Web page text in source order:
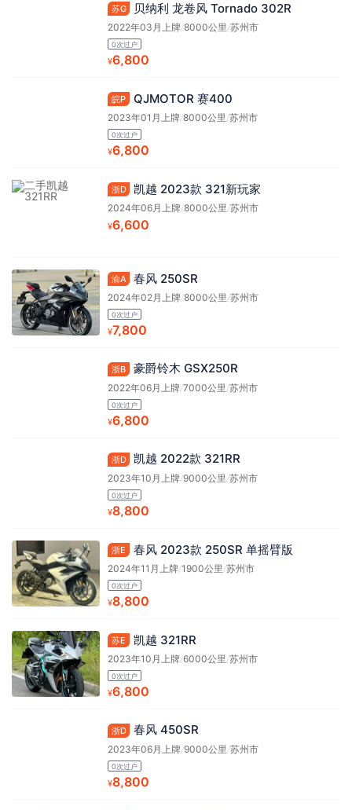
苏G 贝纳利 龙卷风 Tornado 302R
2022年03月上牌/8000公里/苏州市
0次过户
¥6,800
皖P QJMOTOR 赛400
2023年01月上牌/8000公里/苏州市
0次过户
¥6,800
浙D 凯越 2023款 321新玩家
2024年06月上牌/8000公里 /苏州市
¥6,600
渝A 春风 250SR
2024年02月上牌/8000公里 /苏州市
0次过户
¥7,800
浙B 豪爵铃木 GSX250R
2022年06月上牌/7000公里 /苏州市
0次过户
¥6,800
浙D 凯越 2022款 321RR
2023年10月上牌/9000公里 /苏州市
0次过户
¥8,800
浙E 春风 2023款 250SR 单摇臂版
2024年11月上牌/1900公里 /苏州市
0次过户
¥8,800
苏E 凯越 321RR
2023年10月上牌/6000公里 /苏州市
0次过户
¥6,800
浙D 春风 450SR
2023年06月上牌/9000公里 /苏州市
0次过户
¥8,800